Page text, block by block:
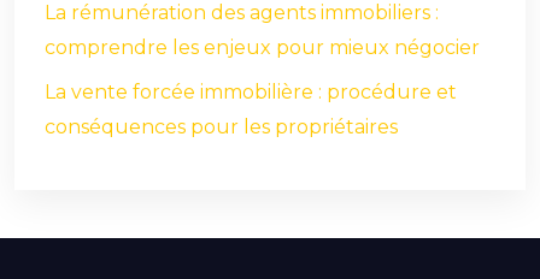
La rémunération des agents immobiliers :
comprendre les enjeux pour mieux négocier
La vente forcée immobilière : procédure et
conséquences pour les propriétaires